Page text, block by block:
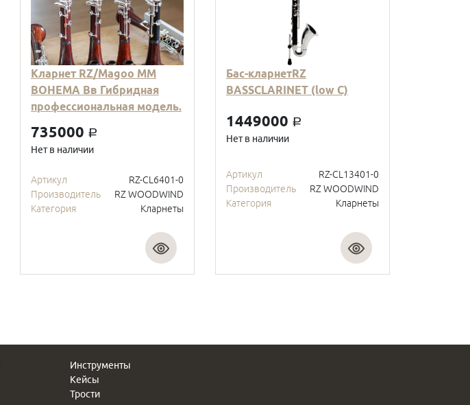
Кларнет RZ/Magoo MM
BOHEMA Вв Гибридная
профессиональная модель.
735000 a
Нет в наличии
Артикул
RZ-CL6401-0
Производитель
RZ WOODWIND
Категория
Кларнеты
Бас-кларнетRZ
BASSCLARINET (low C)
1449000 a
Нет в наличии
Артикул
RZ-CL13401-0
Производитель
RZ WOODWIND
Категория
Кларнеты
Инструменты
Кейсы
Трости